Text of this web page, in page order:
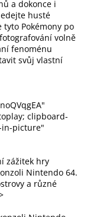
a dokonce i
husté
Pokémony po
volně
fenoménu
svůj vlastní
clipboard-
in-picture"
zážitek hry
Nintendo 64.
a různé